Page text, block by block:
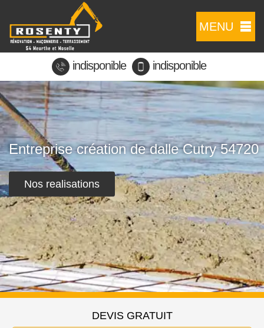
MENU
indisponible indisponible
Entreprise création de dalle Cutry 54720
Nos realisations
DEVIS GRATUIT